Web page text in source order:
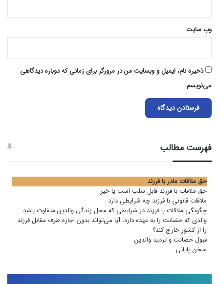
وب‌ سایت
ذخیره نام، ایمیل و وبسایت من در مرورگر برای زمانی که دوباره دیدگاهی
می‌نویسم.
فهرست مطالب
حق ملاقات مادر با فرزند
حق ملاقات با فرزند قابل سلب است یا خیر
ملاقات قانونی با فرزند چه شرایطی دارد
چگونگی ملاقات با فرزند در شرایطی که محل زندگی والدین متفاوت باشد
والدی که حضانت را به عهده دارد، آیا می‌تواند بدون اجازه طرف مقابل فرزند
را از کشور خارج کند؟
قبول حضانت و تردید والدین
سخن پایانی